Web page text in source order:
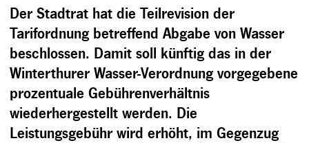
Der Stadtrat hat die Teilrevision der
Tarifordnung betreffend Abgabe von Wasser
beschlossen. Damit soll künftig das in der
Winterthurer Wasser-Verordnung vorgegebene
prozentuale Gebührenverhältnis
wiederhergestellt werden. Die
Leistungsgebühr wird erhöht, im Gegenzug